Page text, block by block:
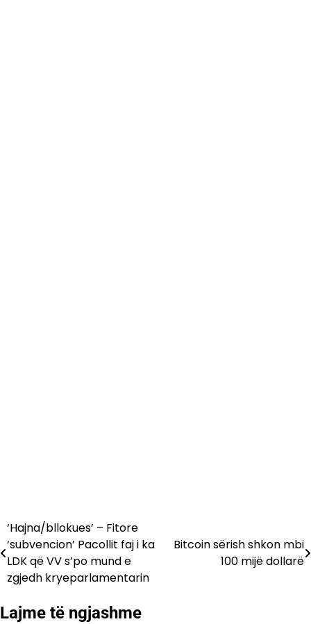
Lëvizje
te
postimet
‘Hajna/bllokues’ – Fitore
‘subvencion’ Pacollit faj i ka
LDK që VV s’po mund e
zgjedh kryeparlamentarin
Bitcoin sërish shkon mbi
100 mijë dollarë
Lajme të ngjashme